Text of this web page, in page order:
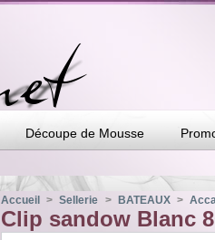
Découpe de Mousse
Accueil > Sellerie > BATEAUX >
Clip sandow Blanc